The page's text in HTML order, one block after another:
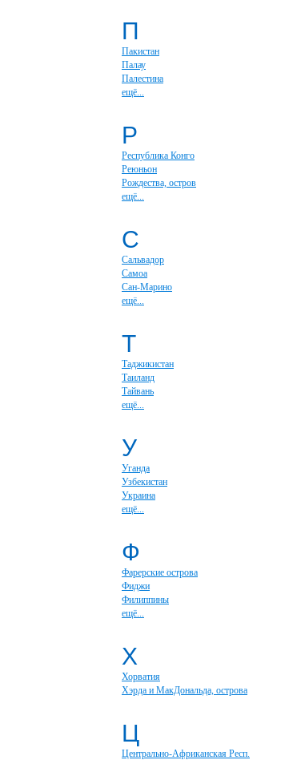
П
Пакистан
Палау
Палестина
ещё...
Р
Республика Конго
Реюньон
Рождества, остров
ещё...
С
Сальвадор
Самоа
Сан-Марино
ещё...
Т
Таджикистан
Таиланд
Тайвань
ещё...
У
Уганда
Узбекистан
Украина
ещё...
Ф
Фарерские острова
Фиджи
Филиппины
ещё...
Х
Хорватия
Хэрда и МакДональда, острова
Ц
Центрально-Африканская Респ.